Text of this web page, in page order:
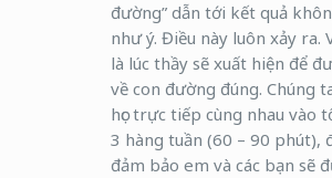
đường” dẫn tới kết quả
như ý. Điều này luôn xảy ra.
là lúc thầy sẽ xuất hiện để
về con đường đúng. Chúng
học trực tiếp cùng nhau vào
3 hàng tuần (60 – 90 phút),
đảm bảo em và các bạn sẽ